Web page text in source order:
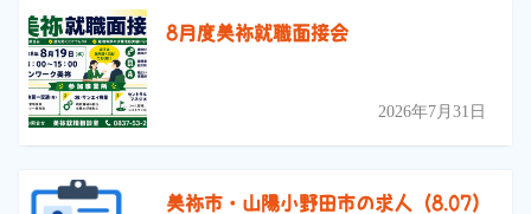
8月度美祢就職面接会
2026年7月31日
美祢市・山陽小野田市の求人（8.07）